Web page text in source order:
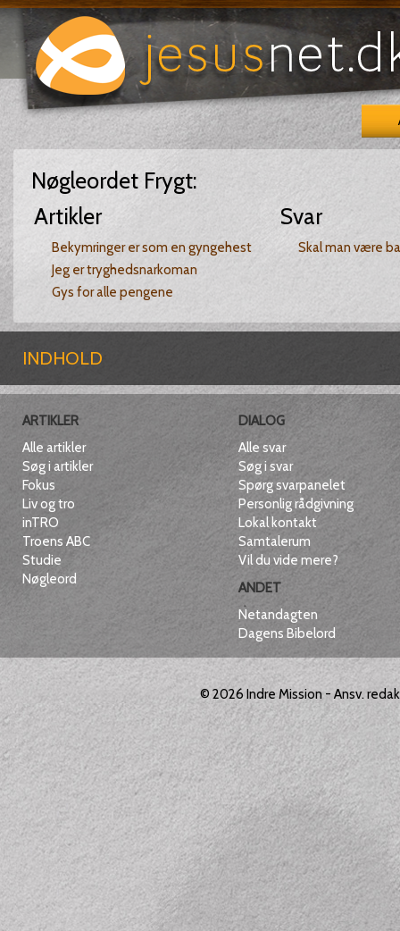
Nøgleordet Frygt:
Artikler
Bekymringer er som en gyngehest
Jeg er tryghedsnarkoman
Gys for alle pengene
Svar
Skal man være
INDHOLD
ARTIKLER
Alle artikler
Søg i artikler
Fokus
Liv og tro
inTRO
Troens ABC
Studie
Nøgleord
DIALOG
Alle svar
Søg i svar
Spørg svarpanelet
Personlig rådgivning
Lokal kontakt
Samtalerum
Vil du vide mere?
ANDET
Netandagten
Dagens Bibelord
© 2026Indre Mission- Ansv.